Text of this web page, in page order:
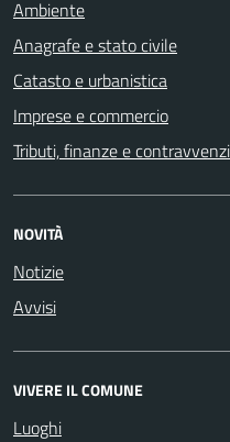
Ambiente
Anagrafe e stato civile
Catasto e urbanistica
Imprese e commercio
Tributi, finanze e
NOVITÀ
Notizie
Avvisi
VIVERE IL COMUNE
Luoghi